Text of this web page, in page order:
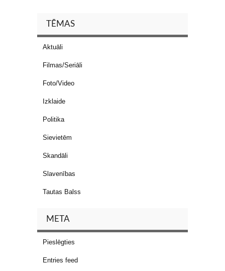
TĒMAS
Aktuāli
Filmas/Seriāli
Foto/Video
Izklaide
Politika
Sievietēm
Skandāli
Slavenības
Tautas Balss
META
Pieslēgties
Entries feed